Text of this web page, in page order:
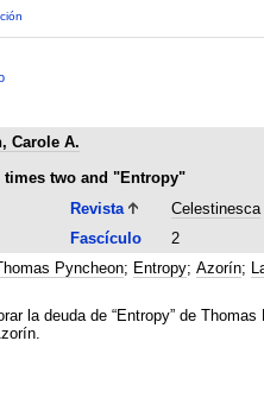
Carole A.
times two and "Entropy"
Revista
Celestinesca
Fascículo
2
Pyncheon; Entropy; Azorín;
la deuda de “Entropy” de